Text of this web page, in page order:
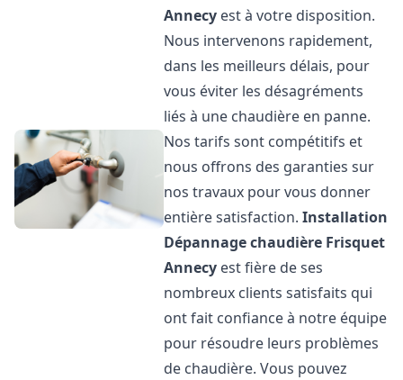
Annecy est à votre disposition.
Nous intervenons rapidement,
dans les meilleurs délais, pour
vous éviter les désagréments
liés à une chaudière en panne.
Nos tarifs sont compétitifs et
nous offrons des garanties sur
nos travaux pour vous donner
entière satisfaction.Installation
Dépannage chaudière Frisquet
Annecy est fière de ses
nombreux clients satisfaits qui
ont fait confiance à notre équipe
pour résoudre leurs problèmes
de chaudière. Vous pouvez